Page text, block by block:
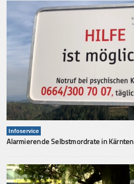
Infoservice
Alarmierende Selbstmordrate in Kärnten